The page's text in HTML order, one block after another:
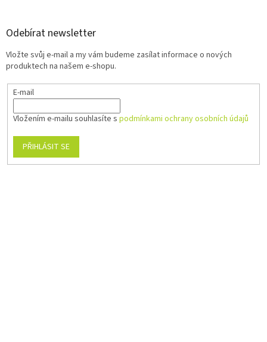
Odebírat newsletter
Vložte svůj e-mail a my vám budeme zasílat informace o nových
produktech na našem e-shopu.
E-mail
Vložením e-mailu souhlasíte s podmínkami ochrany osobních údajů
PŘIHLÁSIT SE